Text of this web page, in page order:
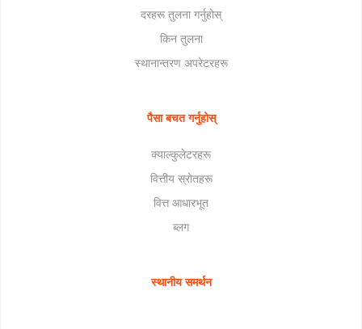
दरहरू तुलना गर्नुहोस्
किन तुलना
स्थानान्तरण अपरेटरहरू
पैसा बचत गर्नुहोस्
क्याल्कुलेटरहरू
वित्तीय स्रोतहरू
वित्त आधारभूत
ब्लग
स्थानीय समर्थन